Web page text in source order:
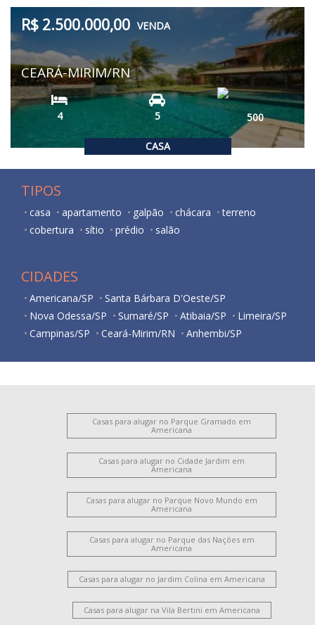
CASA
R$ 2.500.000,00 VENDA
CEARÁ-MIRIM/RN
4 5 500
TIPOS
casa apartamento galpão chácara
terreno
cobertura
sítio prédio salão
CIDADES
Americana/SP
Santa Bárbara D'Oeste/SP
Nova Odessa/SP
Sumaré/SP Atibaia/SP
Limeira/SP
Campinas/SP
Ceará-Mirim/RN Anhembi/SP
Casas para alugar no Parque Gramado em
Americana
Casas para alugar no Cidade Jardim em
Americana
Casas para alugar no Parque Novo Mundo em
Americana
Casas para alugar no Parque das Nações em
Americana
Casas para alugar no Jardim Colina em Americana
Casas para alugar na Vila Bertini em Americana